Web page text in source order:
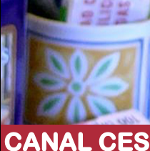
CANAL CES